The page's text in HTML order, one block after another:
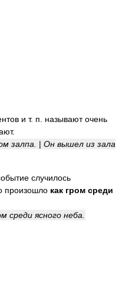
и т. п. называют очень
залпа.
| Он вышел из зала
случилось
произошло как гром среди
среди ясного неба.